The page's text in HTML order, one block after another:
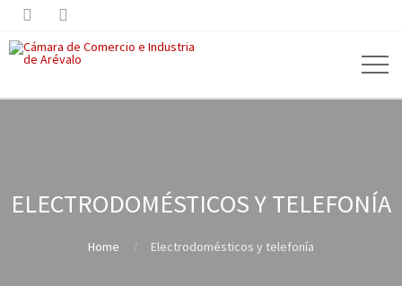
 
ELECTRODOMÉSTICOS Y TELEFONÍA
Home Electrodomésticos y telefonía